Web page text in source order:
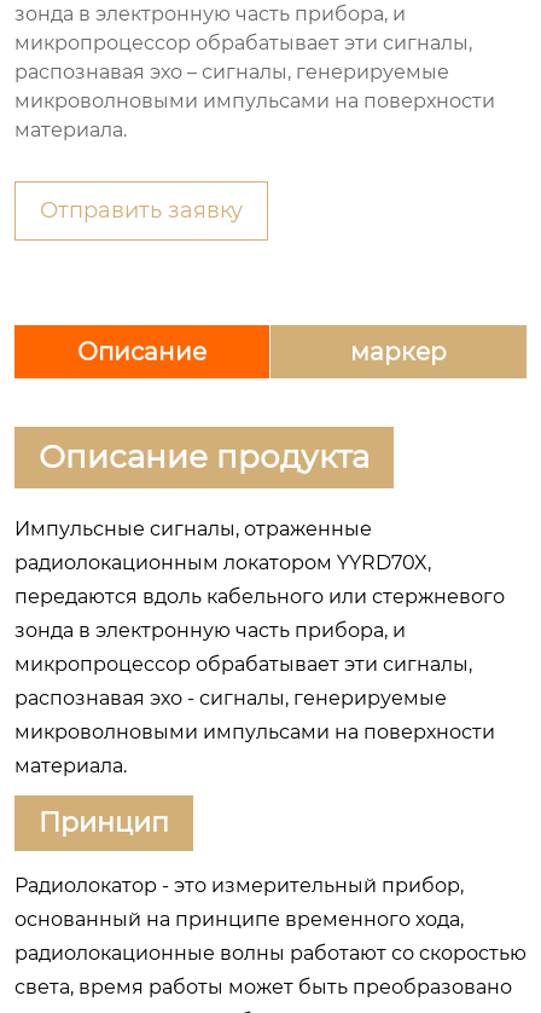
зонда в электронную часть прибора, и
микропроцессор обрабатывает эти сигналы,
распознавая эхо – сигналы, генерируемые
микроволновыми импульсами на поверхности
материала.
Отправить заявку
Описание маркер
Описание продукта
Импульсные сигналы, отраженные
радиолокационным локатором YYRD70X,
передаются вдоль кабельного или стержневого
зонда в электронную часть прибора, и
микропроцессор обрабатывает эти сигналы,
распознавая эхо - сигналы, генерируемые
микроволновыми импульсами на поверхности
материала.
Принцип
Радиолокатор - это измерительный прибор,
основанный на принципе временного хода,
радиолокационные волны работают со скоростью
света, время работы может быть преобразовано